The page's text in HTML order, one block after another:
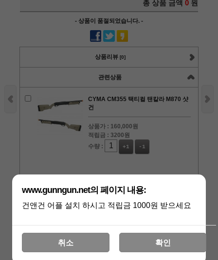
총 상품 금액 0 원
- 상품이 품절되었습니다. -
상품리뷰 [0]
관련상품
CYMA CM355 택티컬 탠칼라 M870 샷
건
상품가 : 160,000원
적립금 :3200원
수량 :
+1 -1
CYMA CM355 택티컬 블랙 M870 샷건
상품가 :150,000원
www.gunngun.net의 페이지 내용:
건앤건 어플 설치 하시고 적립금 1000원 받으세요
취소 확인